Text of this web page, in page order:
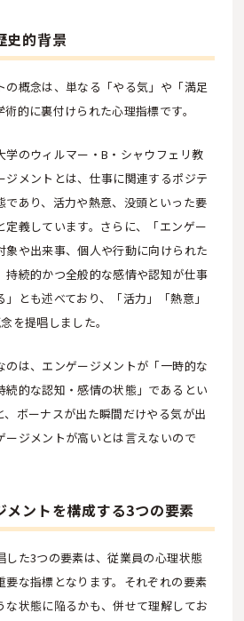
史的背景
の概念は、単なる「やる気」や「満足
的に裏付けられた心理指標です。
学のウィルマー・B・シャウフェリ教
ジメントとは、仕事に関連するポジテ
であり、活力や熱意、没頭といった要
義しています。さらに、「エンゲー
象や出来事、個人や行動に向けられた
持続的かつ全般的な感情や認知が仕事
とも述べており、「活力」「熱意」
を提唱しました。
のは、エンゲージメントが「一時的な
続的な認知・感情の状態」であるとい
、ボーナスが出た瞬間だけやる気が出
ージメントが高いとは言えないので
メントを構成する3つの要素
した3つの要素は、従業員の心理状態
要な指標となります。それぞれの要素
な状態に陥るかも、併せて理解してお